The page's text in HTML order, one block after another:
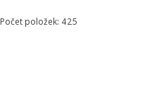
Seřadit a filtrovat
Počet položek: 425